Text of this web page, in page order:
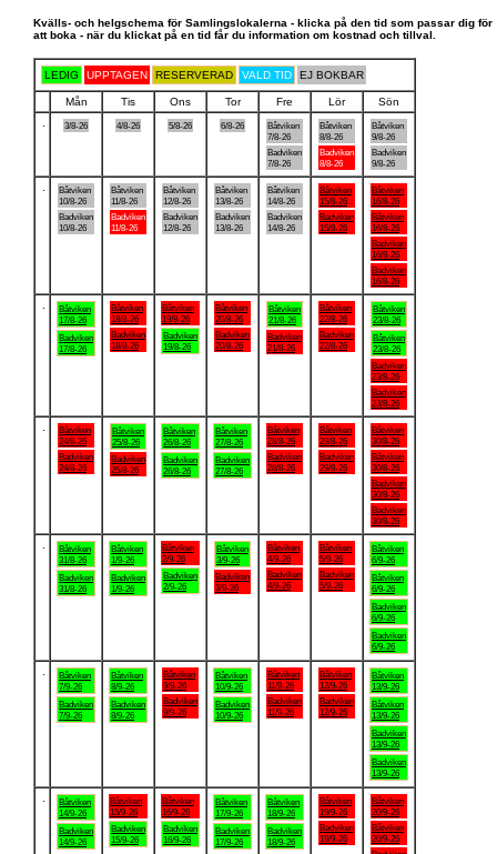
Kvälls- och helgschema för Samlingslokalerna - klicka på den tid som passar dig för
att boka - när du klickat på en tid får du information om kostnad och tillval.
LEDIG UPPTAGEN RESERVERAD VALD TID EJ BOKBAR
Mån Tis Ons Tor Fre Lör
Sön
3/8-26 4/8-26 5/8-26 6/8-26
Båtviken
7/8-26
Badviken
7/8-26
Båtviken
8/8-26
Badviken
8/8-26
Båtviken
9/8-26
Badviken
9/8-26
Båtviken
10/8-26
Badviken
10/8-26
Båtviken
11/8-26
Badviken
11/8-26
Båtviken
12/8-26
Badviken
12/8-26
Båtviken
13/8-26
Badviken
13/8-26
Båtviken
14/8-26
Badviken
14/8-26
Båtviken
15/8-26
Badviken
15/8-26
Båtviken
16/8-26
Båtviken
16/8-26
Badviken
16/8-26
Badviken
16/8-26
Båtviken
17/8-26
Badviken
17/8-26
Båtviken
18/8-26
Badviken
18/8-26
Båtviken
19/8-26
Badviken
19/8-26
Båtviken
20/8-26
Badviken
20/8-26
Båtviken
21/8-26
Badviken
21/8-26
Båtviken
22/8-26
Badviken
22/8-26
Båtviken
23/8-26
Båtviken
23/8-26
Badviken
23/8-26
Badviken
23/8-26
Båtviken
24/8-26
Badviken
24/8-26
Båtviken
25/8-26
Badviken
25/8-26
Båtviken
26/8-26
Badviken
26/8-26
Båtviken
27/8-26
Badviken
27/8-26
Båtviken
28/8-26
Badviken
28/8-26
Båtviken
29/8-26
Badviken
29/8-26
Båtviken
30/8-26
Båtviken
30/8-26
Badviken
30/8-26
Badviken
30/8-26
Båtviken
31/8-26
Badviken
31/8-26
Båtviken
1/9-26
Badviken
1/9-26
Båtviken
2/9-26
Badviken
2/9-26
Båtviken
3/9-26
Badviken
3/9-26
Båtviken
4/9-26
Badviken
4/9-26
Båtviken
5/9-26
Badviken
5/9-26
Båtviken
6/9-26
Båtviken
6/9-26
Badviken
6/9-26
Badviken
6/9-26
Båtviken
7/9-26
Badviken
7/9-26
Båtviken
8/9-26
Badviken
8/9-26
Båtviken
9/9-26
Badviken
9/9-26
Båtviken
10/9-26
Badviken
10/9-26
Båtviken
11/9-26
Badviken
11/9-26
Båtviken
12/9-26
Badviken
12/9-26
Båtviken
13/9-26
Båtviken
13/9-26
Badviken
13/9-26
Badviken
13/9-26
Båtviken
14/9-26
Badviken
14/9-26
Båtviken
15/9-26
Badviken
15/9-26
Båtviken
16/9-26
Badviken
16/9-26
Båtviken
17/9-26
Badviken
17/9-26
Båtviken
18/9-26
Badviken
18/9-26
Båtviken
19/9-26
Badviken
19/9-26
Båtviken
20/9-26
Båtviken
20/9-26